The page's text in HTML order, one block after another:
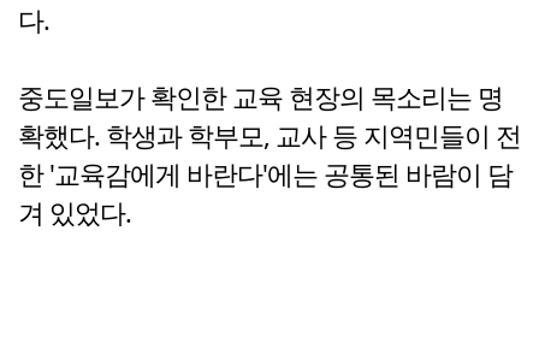
다.
중도일보가 확인한 교육 현장의 목소리는 명
확했다. 학생과 학부모, 교사 등 지역민들이 전
한 '교육감에게 바란다'에는 공통된 바람이 담
겨 있었다.